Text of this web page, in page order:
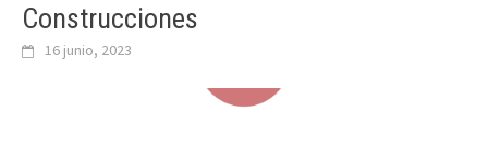
Construcciones
16 junio, 2023